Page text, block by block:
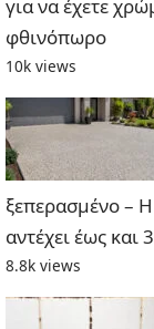
για να έχετε
φθινόπωρο
10k views
ξεπερασμένο –
αντέχει έως και
8.8k views